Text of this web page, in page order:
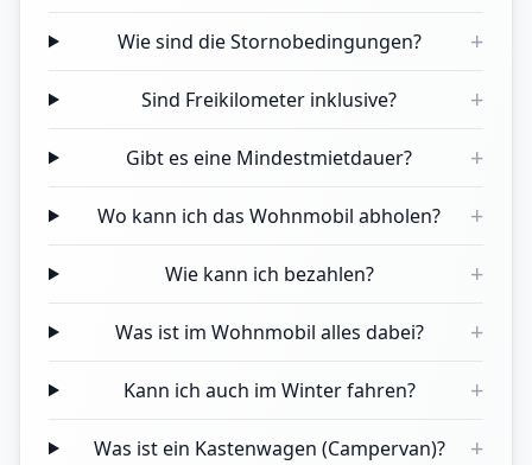
Wie sind die Stornobedingungen? +
Sind Freikilometer inklusive? +
Gibt es eine Mindestmietdauer? +
Wo kann ich das Wohnmobil abholen? +
Wie kann ich bezahlen? +
Was ist im Wohnmobil alles dabei? +
Kann ich auch im Winter fahren? +
Was ist ein Kastenwagen (Campervan)? +